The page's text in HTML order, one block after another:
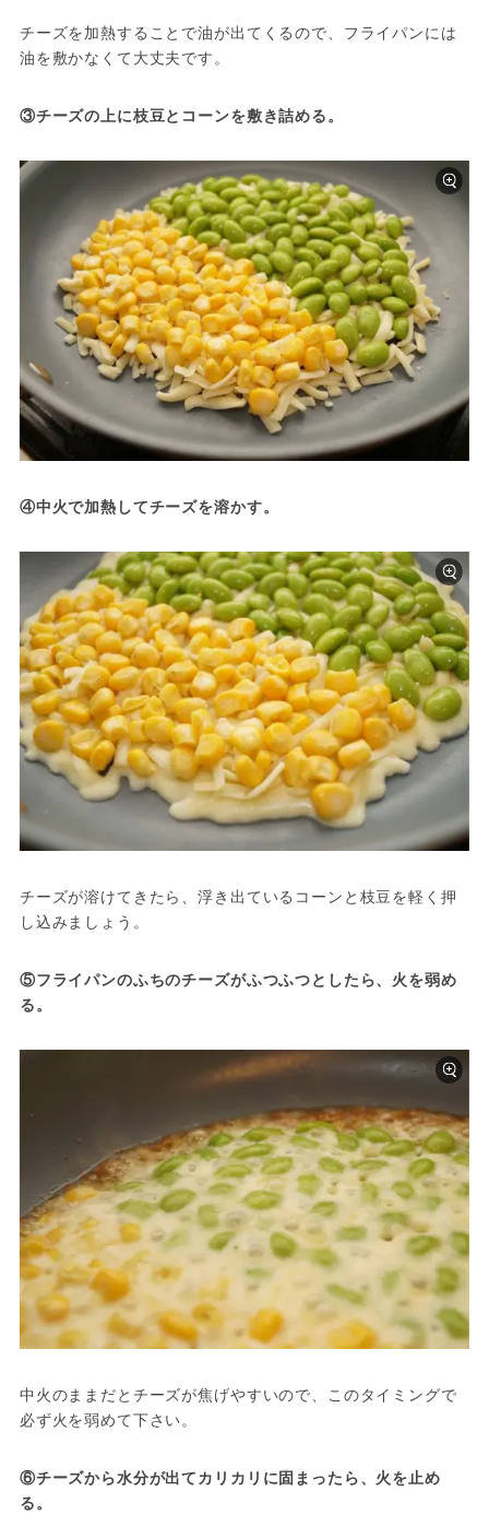
チーズを加熱することで油が出てくるので、フライパンには
油を敷かなくて大丈夫です。
③チーズの上に枝豆とコーンを敷き詰める。
④中火で加熱してチーズを溶かす。
チーズが溶けてきたら、浮き出ているコーンと枝豆を軽く押
し込みましょう。
⑤フライパンのふちのチーズがふつふつとしたら、火を弱め
る。
中火のままだとチーズが焦げやすいので、このタイミングで
必ず火を弱めて下さい。
⑥チーズから水分が出てカリカリに固まったら、火を止め
る。